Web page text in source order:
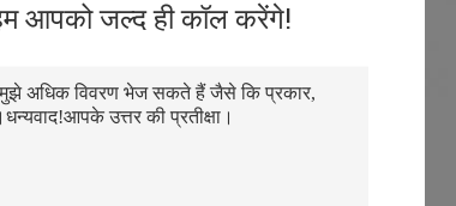
आपको जल्द ही कॉल करेंगे!